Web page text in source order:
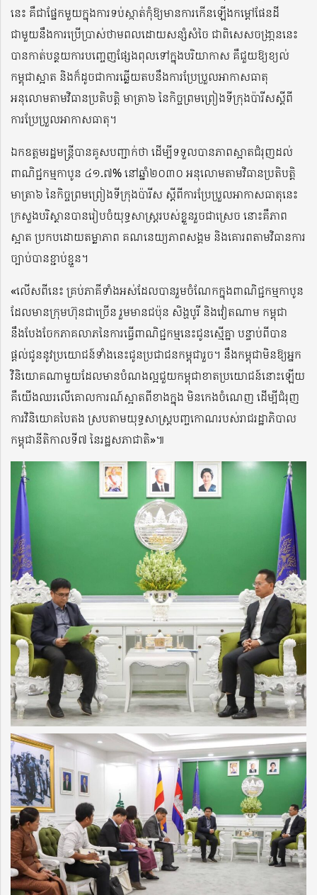
នេះ គឺជាផ្នែកមួយក្នុងការទប់ស្កាត់កុំឱ្យមានការកើនឡើងកម្តៅផែនដី
ជាមួយនឹងការប្រើប្រាស់ថាមពលដោយសន្សំសំចៃ ជាពិសេសចង្រា្កននេះ
បានកាត់បន្ថយការបញ្ចេញផ្សែងពុលទៅក្នុងបរិយាកាស គឺជួយឱ្យខ្យល់
កម្ពុជាស្អាត និងក៏ដូចជាការឆ្លើយតបនឹងការប្រែប្រួលអាកាសធាតុ
អនុលោមតាមវិធានប្រតិបត្តិ មាត្រា៦ នៃកិច្ចព្រមព្រៀងទីក្រុងប៉ារីសស្តីពី
ការប្រែប្រួលអាកាសធាតុ។
ឯកឧត្តមរដ្ឋមន្រ្តីបានគូសបញ្ជាក់ថា ដើម្បីទទួលបានភាពស្អាតជំរុញដល់
ពាណិជ្ជកម្មកាបូន ៤១.៧% នៅឆ្នាំ២០៣០ អនុលោមតាមវិធានប្រតិបត្តិ
មាត្រា៦ នៃកិច្ចព្រមព្រៀងទីក្រុងប៉ារីស ស្តីពីការប្រែប្រួលអាកាសធាតុនេះ
ក្រសួងបរិស្ថានបានរៀបចំយុទ្ធសាស្រ្តរបស់ខ្លួនរួចជាស្រេច នោះគឺភាព
ស្អាត ប្រកបដោយតម្លាភាព គណនេយ្យភាពសង្គម និងគោរពតាមវិធានការ
ច្បាប់បានខ្ជាប់ខ្ជួន។
«លើសពីនេះ គ្រប់ភាគីទាំងអស់ដែលបានរួមចំណែកក្នុងពាណិជ្ជកម្មកាបូន
ដែលមានក្រុមហ៊ុនជាច្រើន រួមមានជប៉ុន សិង្ហបូរី និងវៀតណាម កម្ពុជា
នឹងបែងចែកភាគលាភនៃការធ្វើពាណិជ្ជកម្មនេះជូនស្មើគ្នា បន្ទាប់ពីបាន
ផ្តល់ជូននូវប្រយោជន៍ទាំងនេះជូនប្រជាជនកម្ពុជារួច។ នឹងកម្ពុជាមិនឱ្យអ្នក
វិនិយោគណាមួយដែលមានបំណងល្អជួយកម្ពុជាខាតប្រយោជន៍នោះឡើយ
គឺយើងឈរលើគោលការណ៍ស្អាតពីខាងក្នុង មិនកេងចំណេញ ដើម្បីជំរុញ
ការវិនិយោគបៃតង ស្របតាមយុទ្ធសាស្រ្តបញ្ចកោណរបស់រាជរដ្ឋាភិបាល
កម្ពុជានីតិកាលទី៧ នៃរដ្ឋសភាជាតិ»៕